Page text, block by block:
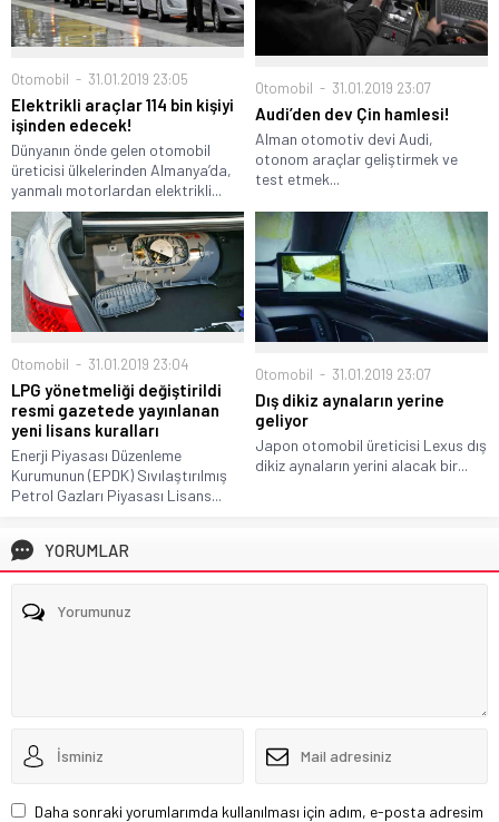
Otomobil 31.01.2019 23:05
Elektrikli araçlar 114 bin kişiyi
işinden edecek!
Dünyanın önde gelen otomobil
üreticisi ülkelerinden Almanya’da,
yanmalı motorlardan elektrikli...
Otomobil 31.01.2019 23:07
Audi’den dev Çin hamlesi!
Alman otomotiv devi Audi,
otonom araçlar geliştirmek ve
test etmek...
Otomobil 31.01.2019 23:04
LPG yönetmeliği değiştirildi
resmi gazetede yayınlanan
yeni lisans kuralları
Enerji Piyasası Düzenleme
Kurumunun (EPDK) Sıvılaştırılmış
Petrol Gazları Piyasası Lisans...
Otomobil 31.01.2019 23:07
Dış dikiz aynaların yerine
geliyor
Japon otomobil üreticisi Lexus dış
dikiz aynaların yerini alacak bir...
YORUMLAR
Daha sonraki yorumlarımda kullanılması için adım, e-posta adresim